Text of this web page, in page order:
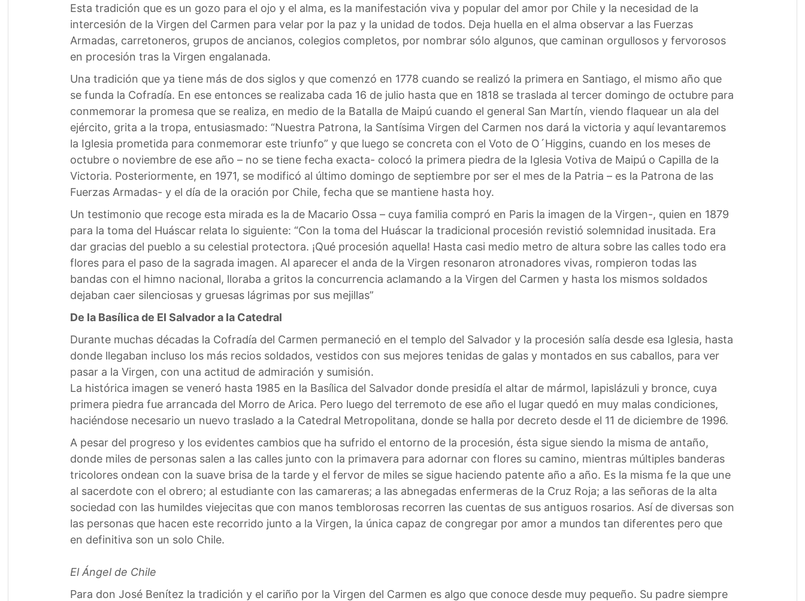
Esta tradición que es un gozo para el ojo y el alma, es la manifestación viva y popular del amor por Chile y la necesidad de la
intercesión de la Virgen del Carmen para velar por la paz y la unidad de todos. Deja huella en el alma observar a las Fuerzas
Armadas, carretoneros, grupos de ancianos, colegios completos, por nombrar sólo algunos, que caminan orgullosos y fervorosos
en procesión tras la Virgen engalanada.
Una tradición que ya tiene más de dos siglos y que comenzó en 1778 cuando se realizó la primera en Santiago, el mismo año que
se funda la Cofradía. En ese entonces se realizaba cada 16 de julio hasta que en 1818 se traslada al tercer domingo de octubre para
conmemorar la promesa que se realiza, en medio de la Batalla de Maipú cuando el general San Martín, viendo flaquear un ala del
ejército, grita a la tropa, entusiasmado: “Nuestra Patrona, la Santísima Virgen del Carmen nos dará la victoria y aquí levantaremos
la Iglesia prometida para conmemorar este triunfo” y que luego se concreta con el Voto de O´Higgins, cuando en los meses de
octubre o noviembre de ese año – no se tiene fecha exacta- colocó la primera piedra de la Iglesia Votiva de Maipú o Capilla de la
Victoria. Posteriormente, en 1971, se modificó al último domingo de septiembre por ser el mes de la Patria – es la Patrona de las
Fuerzas Armadas- y el día de la oración por Chile, fecha que se mantiene hasta hoy.
Un testimonio que recoge esta mirada es la de Macario Ossa – cuya familia compró en Paris la imagen de la Virgen-, quien en 1879
para la toma del Huáscar relata lo siguiente: “Con la toma del Huáscar la tradicional procesión revistió solemnidad inusitada. Era
dar gracias del pueblo a su celestial protectora. ¡Qué procesión aquella! Hasta casi medio metro de altura sobre las calles todo era
flores para el paso de la sagrada imagen. Al aparecer el anda de la Virgen resonaron atronadores vivas, rompieron todas las
bandas con el himno nacional, lloraba a gritos la concurrencia aclamando a la Virgen del Carmen y hasta los mismos soldados
dejaban caer silenciosas y gruesas lágrimas por sus mejillas”
De la Basílica de El Salvador a la Catedral
Durante muchas décadas la Cofradía del Carmen permaneció en el templo del Salvador y la procesión salía desde esa Iglesia, hasta
donde llegaban incluso los más recios soldados, vestidos con sus mejores tenidas de galas y montados en sus caballos, para ver
pasar a la Virgen, con una actitud de admiración y sumisión.
La histórica imagen se veneró hasta 1985 en la Basílica del Salvador donde presidía el altar de mármol, lapislázuli y bronce, cuya
primera piedra fue arrancada del Morro de Arica. Pero luego del terremoto de ese año el lugar quedó en muy malas condiciones,
haciéndose necesario un nuevo traslado a la Catedral Metropolitana, donde se halla por decreto desde el 11 de diciembre de 1996.
A pesar del progreso y los evidentes cambios que ha sufrido el entorno de la procesión, ésta sigue siendo la misma de antaño,
donde miles de personas salen a las calles junto con la primavera para adornar con flores su camino, mientras múltiples banderas
tricolores ondean con la suave brisa de la tarde y el fervor de miles se sigue haciendo patente año a año. Es la misma fe la que une
al sacerdote con el obrero; al estudiante con las camareras; a las abnegadas enfermeras de la Cruz Roja; a las señoras de la alta
sociedad con las humildes viejecitas que con manos temblorosas recorren las cuentas de sus antiguos rosarios. Así de diversas son
las personas que hacen este recorrido junto a la Virgen, la única capaz de congregar por amor a mundos tan diferentes pero que
en definitiva son un solo Chile.
El Ángel de Chile
Para don José Benítez la tradición y el cariño por la Virgen del Carmen es algo que conoce desde muy pequeño. Su padre siempre